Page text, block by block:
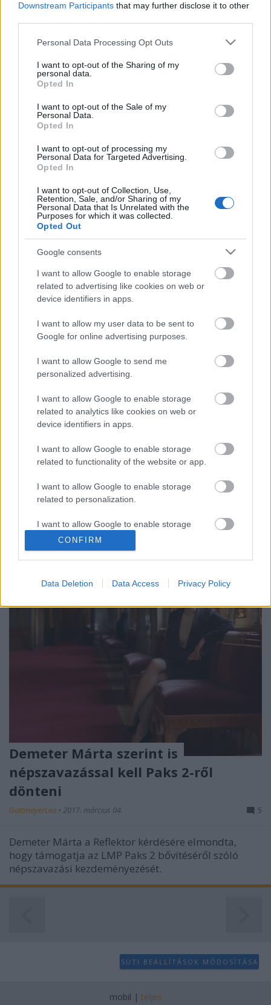
Downstream Participants that may further disclose it to other
Please note that this website/app uses one or more Google
not limited to your visit or usage behaviour. You may click to
grant or deny consent to Google and its third-party tags to
use your data for below specified purposes in below Google
consent section.
Personal Data Processing Opt Outs
I want to opt-out of the Sharing of my
personal data.
Opted In
I want to opt-out of the Sale of my
Personal Data.
Opted In
I want to opt-out of processing my
Personal Data for Targeted Advertising.
Opted In
I want to opt-out of Collection, Use,
Retention, Sale, and/or Sharing of my
Personal Data that Is Unrelated with the
Purposes for which it was collected.
Opted Out
Google consents
I want to allow Google to enable storage
related to advertising like cookies on web or
device identifiers in apps.
I want to allow my user data to be sent to
Google for online advertising purposes.
I want to allow Google to send me
personalized advertising.
I want to allow Google to enable storage
related to analytics like cookies on web or
device identifiers in apps.
I want to allow Google to enable storage
related to functionality of the website or app.
I want to allow Google to enable storage
related to personalization.
I want to allow Google to enable storage
related to security, including authentication
functionality and fraud prevention, and other
user protection.
CONFIRM
Data Deletion Data Access Privacy Policy
Szájbarágó fidelitasosoknak
2017. szeptember 04.
Egy mondatban: ahogyan senki, aki nem azt
gondolja a világról, amit ti, úgy Demeter Márta nem
áruló. Nagy erő kell viszont a felismeréshez, hogy
tényleg végképp magukra hagytak emberek, akikről
azt hitted, együtt harcolsz általad valóban fontosnak
tartott ügyekért, még nagyobb, hogy meghozzon
az…
Kiakadt az iróniamérőnk: egy
GottmayerLea• 2017. szeptember 01.
A Fidelitas egyik heccblogja a szájára vette Demeter
Mártát és kritizálta, mert átül az LMP frakciójába.
Demeter Márta szerint is
népszavazással kell Paks 2-ről
dönteni
GottmayerLea • 2017. március 04. 5
Demeter Márta a Reflektor kérdésére elmondta,
hogy támogatja az LMP Paks 2 bővítéséről szóló
népszavazási kezdeményezését.
SÜTI BEÁLLÍTÁSOK MÓDOSÍTÁSA
mobil | teljes